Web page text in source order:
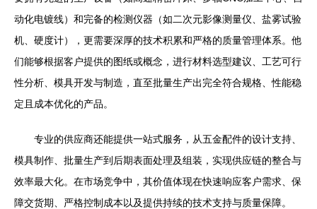
动化电镀线）和完备的检测仪器（如二次元影像测量仪、盐雾试验
机、硬度计），更需要深厚的技术积累和严格的质量管理体系。他
们能够根据客户提供的图纸或概念，进行材料选型建议、工艺可行
性分析、模具开发与制造，直至批量生产出完全符合规格、性能稳
定且成本优化的产品。
专业的供应商还能提供一站式服务，从五金配件的设计支持、
模具制作、批量生产到后期表面处理及组装，实现供应链的整合与
效率最大化。在市场竞争中，其价值体现在快速响应客户需求、保
障交货期、严格控制成本以及提供持续的技术支持与质量保障。